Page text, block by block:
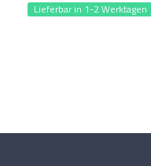
Lieferbar in 1-2 Werktagen